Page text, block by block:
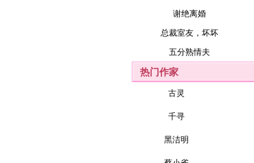
谢绝离婚
总裁室友，坏坏
五分熟情夫
热门作家
古灵
千寻
黑洁明